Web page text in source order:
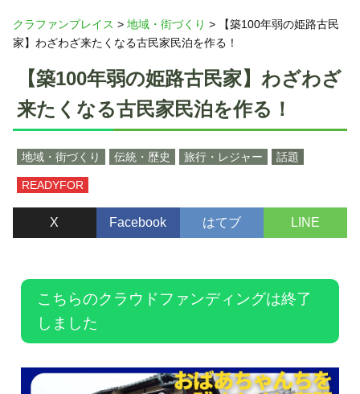
クラファンプレイス > 地域・街づくり >
【築100年弱の姫路古民
家】わざわざ来たくなる古民家民泊を作る！
【築100年弱の姫路古民家】わざわざ
来たくなる古民家民泊を作る！
地域・街づくり 伝統・歴史 旅行・レジャー 話題
READYFOR
X Facebook はてブ LINE
こちらのクラウドファンディングは終了
しました